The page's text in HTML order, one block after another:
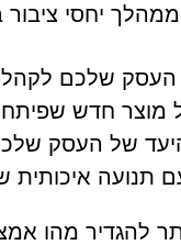
יחסי
שלכם לקהל
מוצר חדש
היעד של העסק
איכותית
להגדיר מהו